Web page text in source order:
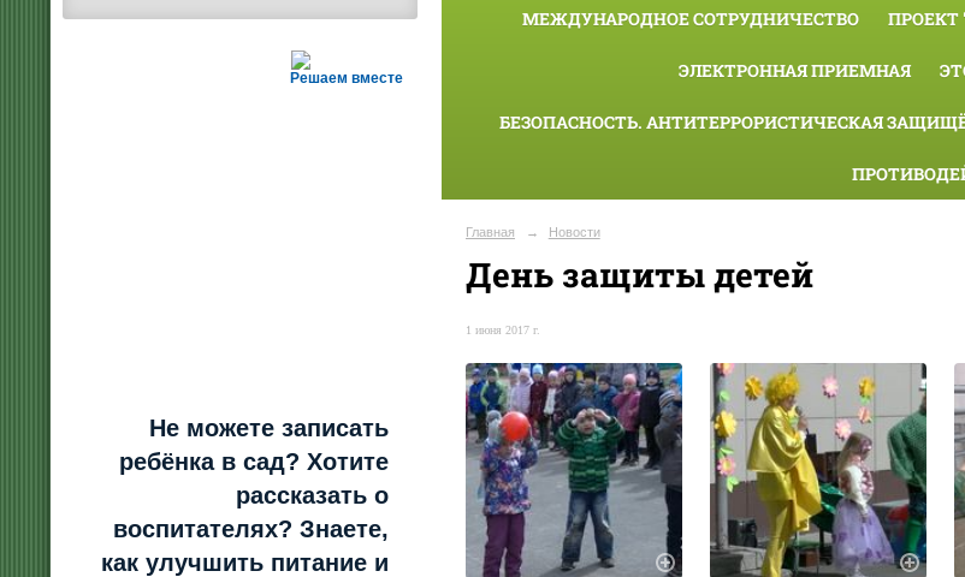
Решаем вместе
Не можете записать
ребёнка в сад? Хотите
рассказать о
воспитателях? Знаете,
как улучшить питание и
МЕЖДУНАРОДНОЕ СОТРУДНИЧЕСТВО ПРОЕКТ
ЭЛЕКТРОННАЯ ПРИЕМНАЯ
БЕЗОПАСНОСТЬ. АНТИТЕРРОРИСТИЧЕСКАЯ
Главная → Новости
День защиты детей
1 июня 2017 г.